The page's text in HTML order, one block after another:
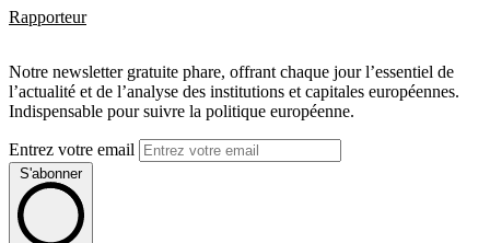
Rapporteur
Notre newsletter gratuite phare, offrant chaque jour l’essentiel de
l’actualité et de l’analyse des institutions et capitales européennes.
Indispensable pour suivre la politique européenne.
Entrez votre email
S'abonner